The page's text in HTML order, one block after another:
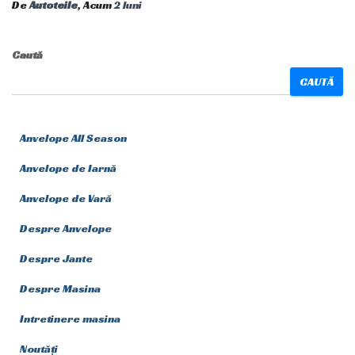
DeAutoteile, Acum2 luni
Caută
CAUTĂ
Anvelope All Season
Anvelope de Iarnă
Anvelope de Vară
Despre Anvelope
Despre Jante
Despre Masina
Intretinere masina
Noutăți